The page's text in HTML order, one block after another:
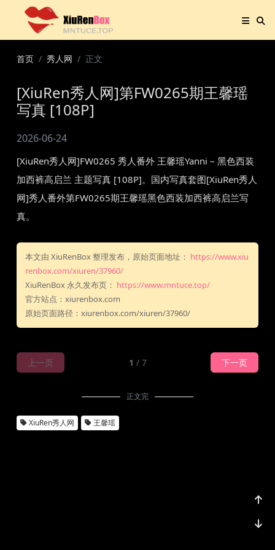
首页 秀人网 正文
[XiuRen秀人网]第FW0265期王馨瑶
写真 [108P]
2026-06-24
[XiuRen秀人网]FW0265 秀人番外 王馨瑶Yanni – 黑色西装
加西裤高启兰 主题写真 [108P]。国内写真套图[XiuRen秀人
网]秀人番外第FW0265期王馨瑶黑色西装加西裤高启兰写
真。
本文由 XiuRenBox 整理发布，原始页面地址： https://www.xiu
renbox.com/xiuren/37960/
XiuRenBox 永久发布页： https://www.mntuce.top/
官方站点：xiurenbox.com
原始页面路径：xiurenbox.com/xiuren/37960/
上一页 1 / 7 下一页
正文完
XiuRen秀人网 王馨瑶